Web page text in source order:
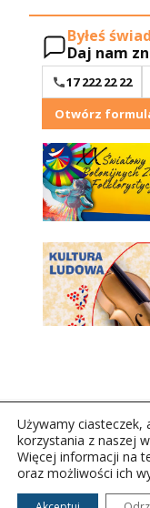
Byłeś
Daj nam
17 222 22 22
Otwórz
Copyright ©
Wszelkie prawa
Używamy ciasteczek,
korzystania z naszej
Więcej informacji na
oraz możliwości ich